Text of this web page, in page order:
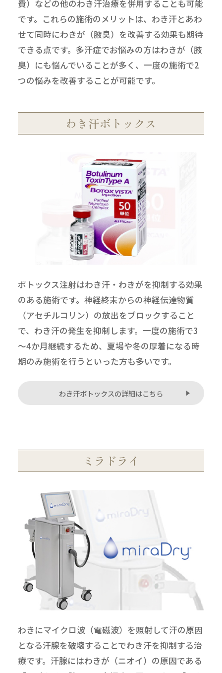
費）などの他のわき汗治療を併用することも可能
です。これらの施術のメリットは、わき汗とあわ
せて同時にわきが（腋臭）を改善する効果も期待
できる点です。多汗症でお悩みの方はわきが（腋
臭）にも悩んでいることが多く、一度の施術で2
つの悩みを改善することが可能です。
わき汗ボトックス
ボトックス注射はわき汗・わきがを抑制する効果
のある施術です。神経終末からの神経伝達物質
（アセチルコリン）の放出をブロックすること
で、わき汗の発生を抑制します。一度の施術で3
～4か月継続するため、夏場や冬の厚着になる時
期のみ施術を行うといった方も多いです。
わき汗ボトックスの詳細はこちら
ミラドライ
わきにマイクロ波（電磁波）を照射して汗の原因
となる汗腺を破壊することでわき汗を抑制する治
療です。汗腺にはわきが（ニオイ）の原因である